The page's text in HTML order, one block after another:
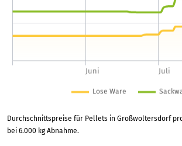
Durchschnittspreise für Pellets in Großwoltersdorf
bei 6.000 kg Abnahme.